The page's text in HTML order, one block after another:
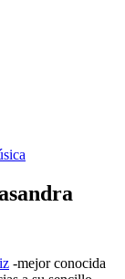
-mejor conocida